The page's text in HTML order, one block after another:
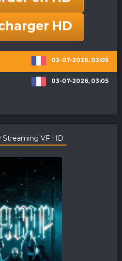
HD
03-07-2026, 03:05
03-07-2026, 03:05
Streaming VF HD